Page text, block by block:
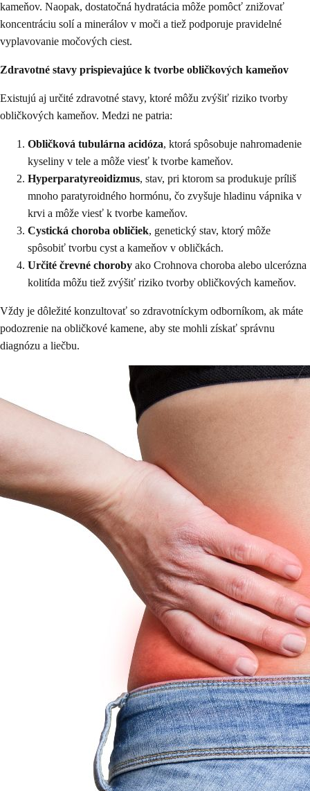
kameňov. Naopak, dostatočná hydratácia môže pomôcť znižovať
koncentráciu solí a minerálov v moči a tiež podporuje pravidelné
vyplavovanie močových ciest.
Zdravotné stavy prispievajúce k tvorbe obličkových kameňov
Existujú aj určité zdravotné stavy, ktoré môžu zvýšiť riziko tvorby
obličkových kameňov. Medzi ne patria:
Obličková tubulárna acidóza, ktorá spôsobuje nahromadenie
kyseliny v tele a môže viesť k tvorbe kameňov.
Hyperparatyreoidizmus, stav, pri ktorom sa produkuje príliš
mnoho paratyroidného hormónu, čo zvyšuje hladinu vápnika v
krvi a môže viesť k tvorbe kameňov.
Cystická choroba obličiek, genetický stav, ktorý môže
spôsobiť tvorbu cyst a kameňov v obličkách.
Určité črevné choroby ako Crohnova choroba alebo ulcerózna
kolitída môžu tiež zvýšiť riziko tvorby obličkových kameňov.
Vždy je dôležité konzultovať so zdravotníckym odborníkom, ak máte
podozrenie na obličkové kamene, aby ste mohli získať správnu
diagnózu a liečbu.